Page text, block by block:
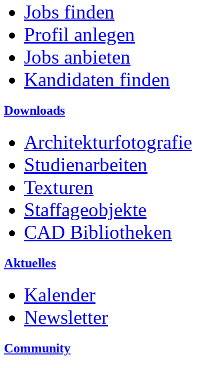
Jobs finden
Profil anlegen
Jobs anbieten
Kandidaten finden
Downloads
Architekturfotografie
Studienarbeiten
Texturen
Staffageobjekte
CAD Bibliotheken
Aktuelles
Kalender
Newsletter
Community